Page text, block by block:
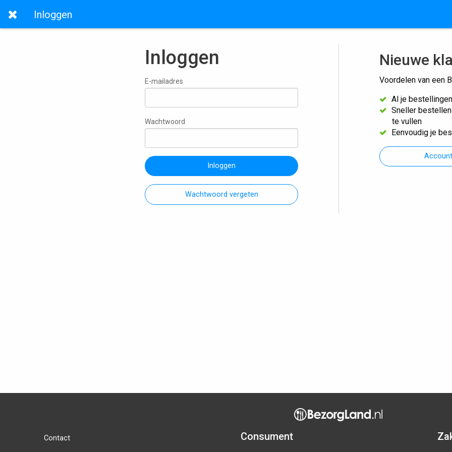
Inloggen
Inloggen
E-mailadres
Wachtwoord
Inloggen
Wachtwoord vergeten
Nieuwe
Voordelen van een
Al je
Sneller
te vullen
Eenvoudig je
Contact Consument